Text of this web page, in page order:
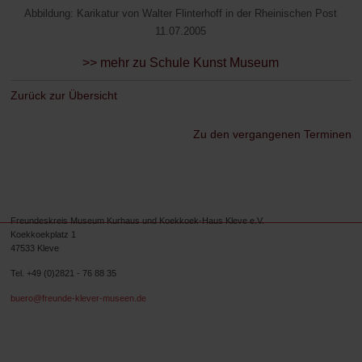
Abbildung: Karikatur von Walter Flinterhoff in der Rheinischen Post
11.07.2005
>> mehr zu Schule Kunst Museum
Zurück zur Übersicht
Zu den vergangenen Terminen
Freundeskreis Museum Kurhaus und Koekkoek-Haus Kleve e.V.
Koekkoekplatz 1
47533 Kleve
Tel. +49 (0)2821 - 76 88 35
buero@freunde-klever-museen.de